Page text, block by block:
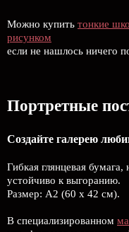
Можно купить тонкие
рисунком
если не нашлось ничего
Портретные
Создайте галерею
Гибкая глянцевая
устойчиво к выгоранию.
Размер: А2 (60 х 42 см).
В специализированном